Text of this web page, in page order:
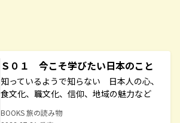
Ｓ０１ 今こそ学びたい日本のこと
知っているようで知らない 日本人の心、
食文化、職文化、信仰、地域の魅力など
BOOKS 旅の読み物